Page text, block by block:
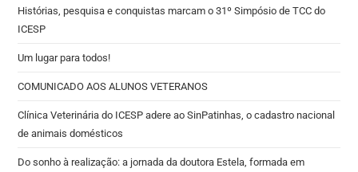
Histórias, pesquisa e conquistas marcam o 31º Simpósio de TCC do
ICESP
Um lugar para todos!
COMUNICADO AOS ALUNOS VETERANOS
Clínica Veterinária do ICESP adere ao SinPatinhas, o cadastro nacional
de animais domésticos
Do sonho à realização: a jornada da doutora Estela, formada em